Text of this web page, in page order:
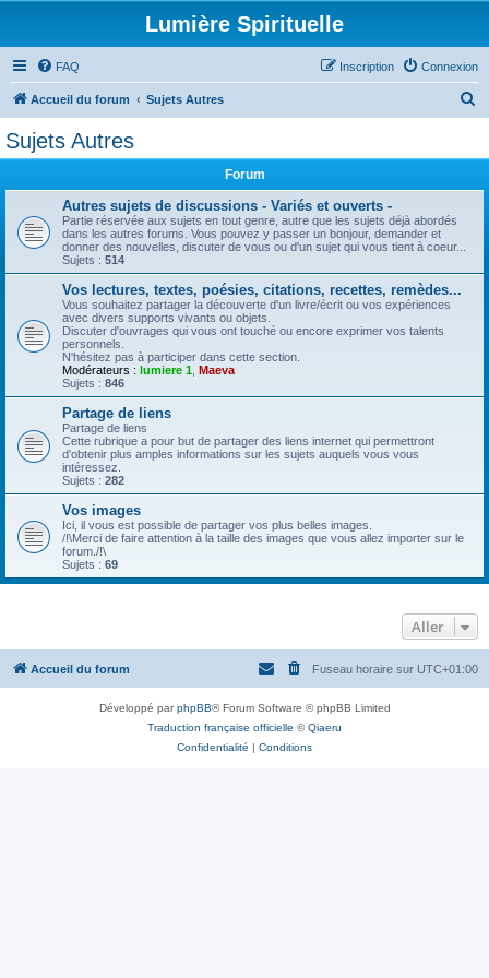
Lumière Spirituelle
FAQ Connexion
Inscription
Accueil du forum Sujets Autres
Sujets Autres
Forum
Autres sujets de discussions - Variés et ouverts -
Partie réservée aux sujets en tout genre, autre que les sujets déjà abordés
dans les autres forums. Vous pouvez y passer un bonjour, demander et
donner des nouvelles, discuter de vous ou d'un sujet qui vous tient à coeur...
Sujets : 514
Vos lectures, textes, poésies, citations, recettes, remèdes...
Vous souhaitez partager la découverte d'un livre/écrit ou vos expériences
avec divers supports vivants ou objets.
Discuter d'ouvrages qui vous ont touché ou encore exprimer vos talents
personnels.
N'hésitez pas à participer dans cette section.
Modérateurs : lumiere 1 Maeva
Sujets : 846
Partage de liens
Partage de liens
Cette rubrique a pour but de partager des liens internet qui permettront
d'obtenir plus amples informations sur les sujets auquels vous vous
intéressez.
Sujets : 282
Vos images
Ici, il vous est possible de partager vos plus belles images.
/!\Merci de faire attention à la taille des images que vous allez importer sur le
forum./!\
Sujets : 69
Aller
Accueil du forum Fuseau horaire sur UTC+01:00
Développé parphpBB® Forum Software © phpBB Limited
Traduction française officielle ©Qiaeru
Confidentialité | Conditions